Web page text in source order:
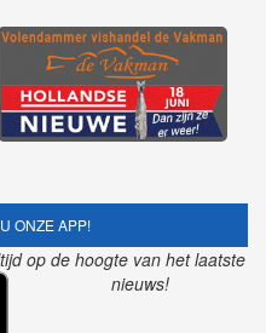
ONZE APP!
op de hoogte van het laatste
nieuws!